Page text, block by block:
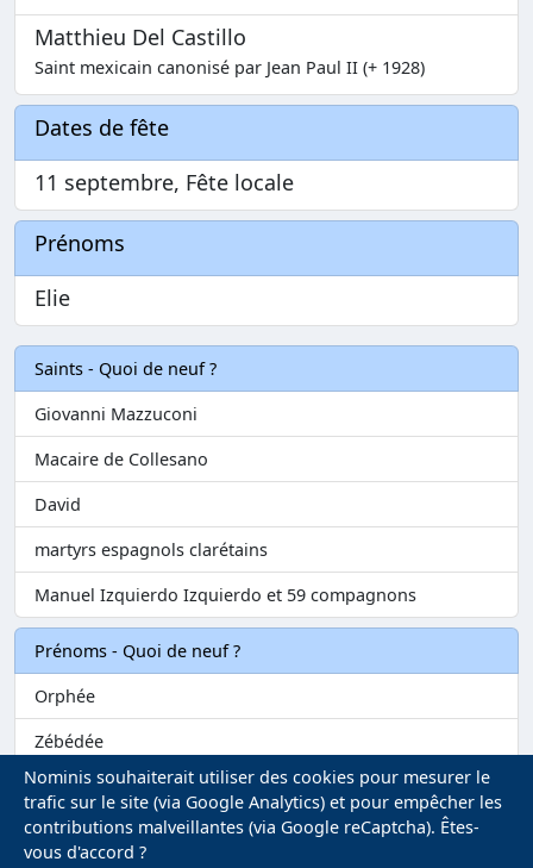
Matthieu Del Castillo
Saint mexicain canonisé par Jean Paul II (+ 1928)
Dates de fête
11 septembre, Fête locale
Prénoms
Elie
Saints - Quoi de neuf ?
Giovanni Mazzuconi
Macaire de Collesano
David
martyrs espagnols clarétains
Manuel Izquierdo Izquierdo et 59 compagnons
Prénoms - Quoi de neuf ?
Orphée
Zébédée
Melvil
Matilin
Nominis souhaiterait utiliser des cookies pour mesurer le
trafic sur le site (via Google Analytics) et pour empêcher les
contributions malveillantes (via Google reCaptcha). Êtes-
vous d'accord ?